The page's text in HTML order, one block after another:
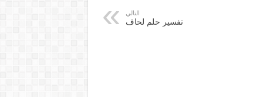
التالي
تفسير حلم لحاف